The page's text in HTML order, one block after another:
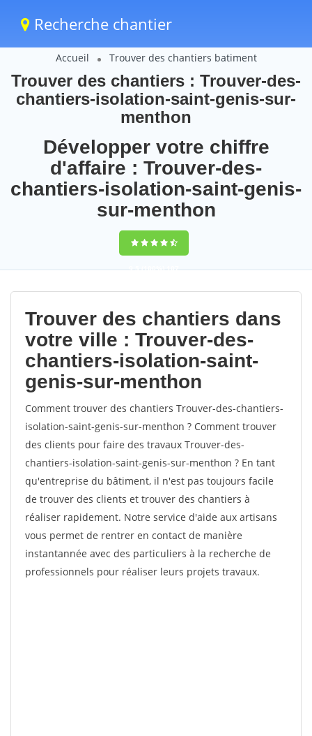
Recherche chantier
Accueil Trouver des chantiers batiment
Trouver des chantiers : Trouver-des-
chantiers-isolation-saint-genis-sur-
menthon
Développer votre chiffre
d'affaire : Trouver-des-
chantiers-isolation-saint-genis-
sur-menthon
9,5(100%)107
votes
Trouver des chantiers dans
votre ville : Trouver-des-
chantiers-isolation-saint-
genis-sur-menthon
Comment trouver des chantiers Trouver-des-chantiers-
isolation-saint-genis-sur-menthon ? Comment trouver
des clients pour faire des travaux Trouver-des-
chantiers-isolation-saint-genis-sur-menthon ? En tant
qu'entreprise du bâtiment, il n'est pas toujours facile
de trouver des clients et trouver des chantiers à
réaliser rapidement. Notre service d'aide aux artisans
vous permet de rentrer en contact de manière
instantannée avec des particuliers à la recherche de
professionnels pour réaliser leurs projets travaux.